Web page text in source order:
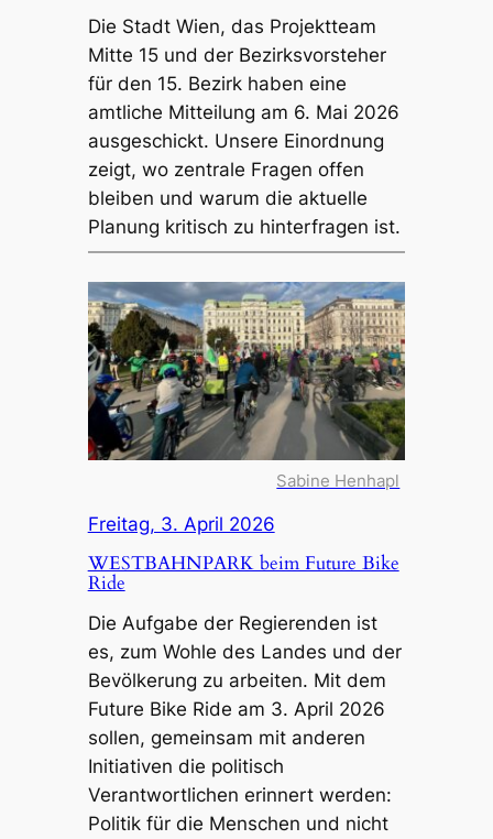
Die Stadt Wien, das Projektteam
Mitte 15 und der Bezirksvorsteher
für den 15. Bezirk haben eine
amtliche Mitteilung am 6. Mai 2026
ausgeschickt. Unsere Einordnung
zeigt, wo zentrale Fragen offen
bleiben und warum die aktuelle
Planung kritisch zu hinterfragen ist.
Sabine Henhapl
Freitag, 3. April 2026
WESTBAHNPARK beim Future Bike
Ride
Die Aufgabe der Regierenden ist
es, zum Wohle des Landes und der
Bevölkerung zu arbeiten. Mit dem
Future Bike Ride am 3. April 2026
sollen, gemeinsam mit anderen
Initiativen die politisch
Verantwortlichen erinnert werden:
Politik für die Menschen und nicht